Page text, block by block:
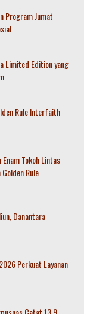
Program Jumat
Limited Edition yang
Rule Interfaith
Tokoh Lintas
Rule
Danantara
Perkuat Layanan